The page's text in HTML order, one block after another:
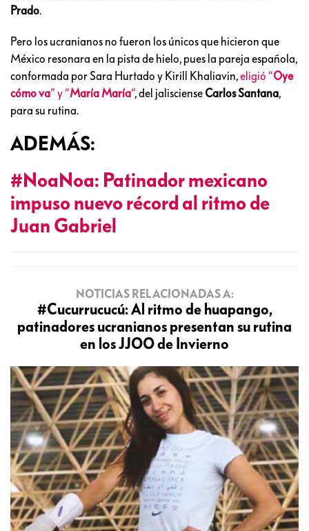
Prado.
Pero los ucranianos no fueron los únicos que hicieron que
México resonara en la pista de hielo, pues la pareja española,
conformada por Sara Hurtado y Kirill Khaliavin,eligió “Oye
cómo va” y “María María“, del jalisciense Carlos Santana,
para su rutina.
ADEMÁS:
#NoaNoa: Patinador mexicano
impuso nuevo récord al ritmo de
Juan Gabriel
NOTICIAS RELACIONADAS A:
#Cucurrucucú: Al ritmo de huapango,
patinadores ucranianos presentan su rutina
en los JJOO de Invierno